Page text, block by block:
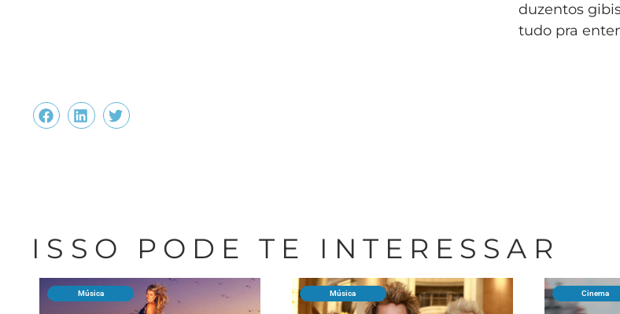
duzentos
tudo pra
ISSO PODE TE INTERESSAR
Música Música Cinema